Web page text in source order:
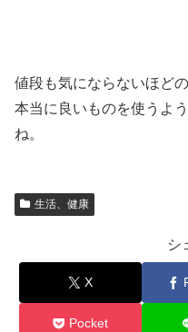
値段も気にならないほどの
本当に良いものを使うよ
ね。
生活、健康
シ
X
Pocket